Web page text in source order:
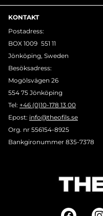
KONTAKT
Postadress:
BOX 1009 551 11
Jönköping, Sweden
Besöksadress:
Mogölsvägen 26
554 75 Jönköping
Tel: +46 (0)10-178 13 00
Epost: info@theofils.se
Org. nr 556154-8925
Bankgironummer 835-7378